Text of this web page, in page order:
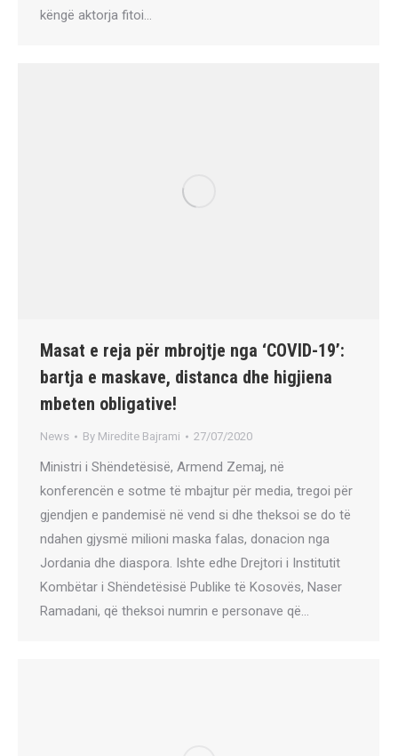
këngë aktorja fitoi…
Masat e reja për mbrojtje nga ‘COVID-19’:
bartja e maskave, distanca dhe higjiena
mbeten obligative!
News By Miredite Bajrami 27/07/2020
Ministri i Shëndetësisë, Armend Zemaj, në
konferencën e sotme të mbajtur për media, tregoi për
gjendjen e pandemisë në vend si dhe theksoi se do të
ndahen gjysmë milioni maska falas, donacion nga
Jordania dhe diaspora. Ishte edhe Drejtori i Institutit
Kombëtar i Shëndetësisë Publike të Kosovës, Naser
Ramadani, që theksoi numrin e personave që…